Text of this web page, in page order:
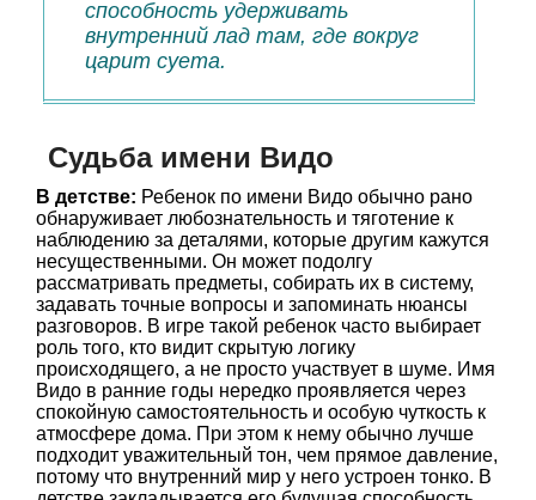
способность удерживать
внутренний лад там, где вокруг
царит суета.
Судьба имени Видо
В детстве: Ребенок по имени Видо обычно рано
обнаруживает любознательность и тяготение к
наблюдению за деталями, которые другим кажутся
несущественными. Он может подолгу
рассматривать предметы, собирать их в систему,
задавать точные вопросы и запоминать нюансы
разговоров. В игре такой ребенок часто выбирает
роль того, кто видит скрытую логику
происходящего, а не просто участвует в шуме. Имя
Видо в ранние годы нередко проявляется через
спокойную самостоятельность и особую чуткость к
атмосфере дома. При этом к нему обычно лучше
подходит уважительный тон, чем прямое давление,
потому что внутренний мир у него устроен тонко. В